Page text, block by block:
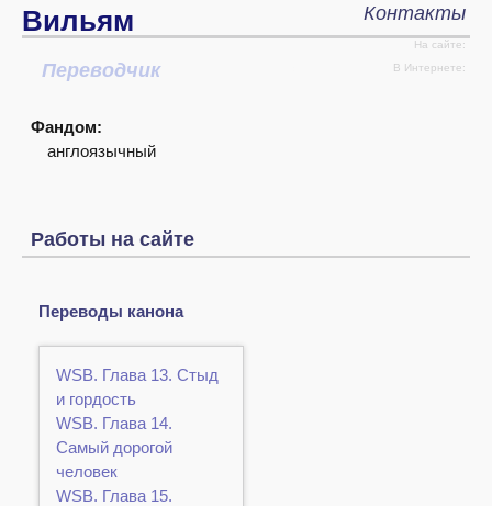
Вильям
Переводчик
Фандом:
англоязычный
Контакты
На сайте:
В Интернете:
Работы на сайте
Переводы канона
WSB. Глава 13. Стыд
и гордость
WSB. Глава 14.
Самый дорогой
человек
WSB. Глава 15.